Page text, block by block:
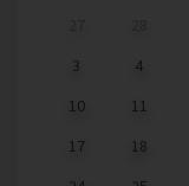
3
4
10
11
17
18